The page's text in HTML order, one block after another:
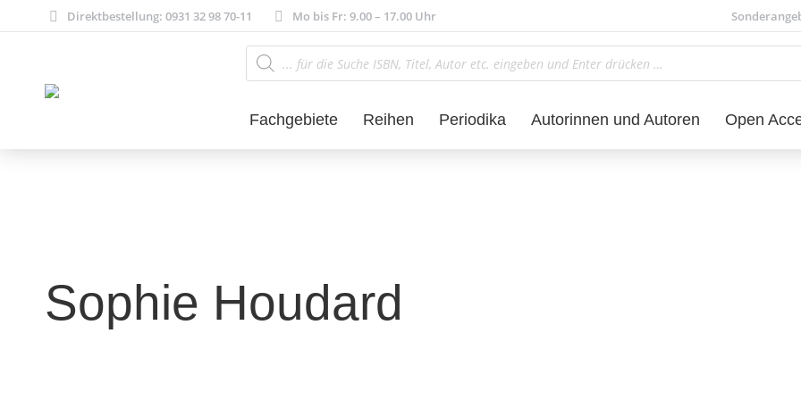
Direktbestellung: 0931 32 98 70-11 Mo bis Fr: 9.00 – 17.00 Uhr
Products
search
Fachgebiete Reihen Periodika Autorinnen und Autoren Open
Sophie Houdard